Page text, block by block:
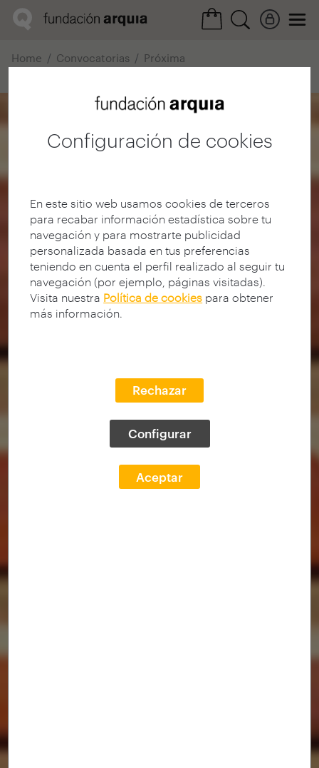
Configuración de cookies
En este sitio web usamos cookies de terceros
para recabar información estadística sobre tu
navegación y para mostrarte publicidad
personalizada basada en tus preferencias
teniendo en cuenta el perfil realizado al seguir tu
navegación (por ejemplo, páginas visitadas).
Visita nuestra Política de cookies para obtener
más información.
Rechazar
Configurar
Aceptar
Home Convocatorias
Próxima